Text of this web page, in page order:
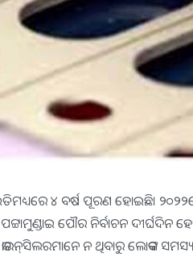
ଇତିମଧ୍ୟରେ ୪ ବର୍ଷ ପୂରଣ ହୋଇଛି।
ପଟ୍ଟାମୁଣ୍ଡାଇ ପୌର ନିର୍ବାଚନ ଦୀର୍ଘଦିନ
କାଉନ୍‌ସିଲରମାନେ ନ ଥିବାରୁ ଲୋକଙ୍କ